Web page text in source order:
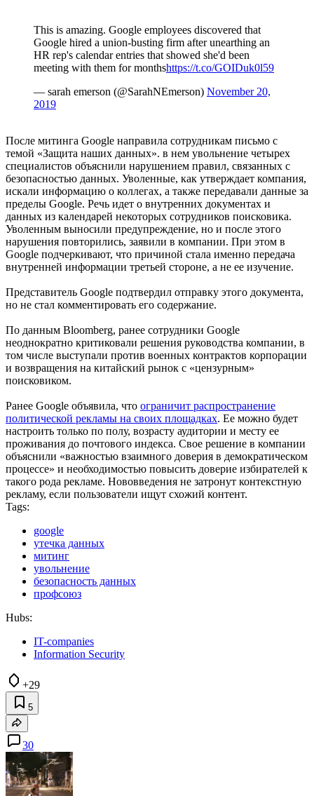
This is amazing. Google employees discovered that
Google hired a union-busting firm after unearthing an
HR rep's calendar entries that showed she'd been
meeting with them for monthshttps://t.co/GOIDuk0l59
— sarah emerson (@SarahNEmerson) November 20,
2019
После митинга Google направила сотрудникам письмо с
темой «Защита наших данных». в нем увольнение четырех
специалистов объяснили нарушением правил, связанных с
безопасностью данных. Уволенные, как утверждает компания,
искали информацию о коллегах, а также передавали данные за
пределы Google. Речь идет о внутренних документах и
данных из календарей некоторых сотрудников поисковика.
Уволенным выносили предупреждение, но и после этого
нарушения повторились, заявили в компании. При этом в
Google подчеркивают, что причиной стала именно передача
внутренней информации третьей стороне, а не ее изучение.
Представитель Google подтвердил отправку этого документа,
но не стал комментировать его содержание.
По данным Bloomberg, ранее сотрудники Google
неоднократно критиковали решения руководства компании, в
том числе выступали против военных контрактов корпорации
и возвращения на китайский рынок с «цензурным»
поисковиком.
Ранее Google объявила, что ограничит распространение
политической рекламы на своих площадках. Ее можно будет
настроить только по полу, возрасту аудитории и месту ее
проживания до почтового индекса. Свое решение в компании
объяснили «важностью взаимного доверия в демократическом
процессе» и необходимостью повысить доверие избирателей к
такого рода рекламе. Нововведения не затронут контекстную
рекламу, если пользователи ищут схожий контент.
Tags:
google
утечка данных
митинг
увольнение
безопасность данных
профсоюз
Hubs:
IT-companies
Information Security
+29
5
30